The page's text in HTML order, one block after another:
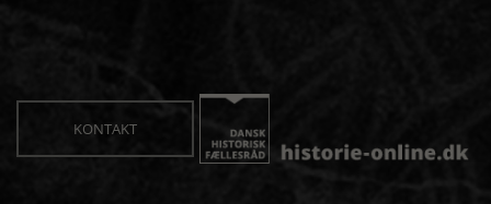
KONTAKT